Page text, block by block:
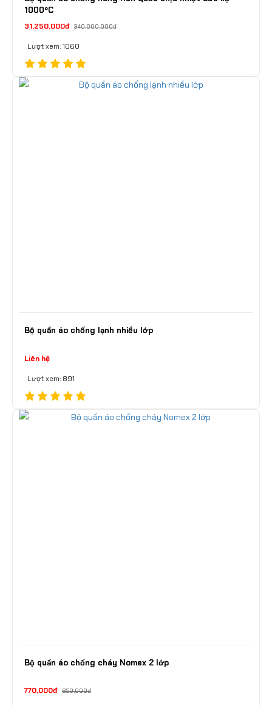
1000ºC
31,250,000đ 340,000,000đ
Lượt xem: 1060
Bộ quần áo chống lạnh nhiều lớp
Liên hệ
Lượt xem: 891
Bộ quần áo chống cháy Nomex 2 lớp
770,000đ 850,000đ